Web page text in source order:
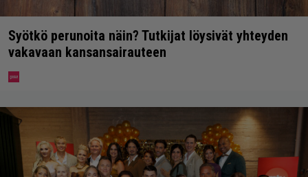
Syötkö perunoita näin? Tutkijat löysivät yhteyden
vakavaan kansansairauteen